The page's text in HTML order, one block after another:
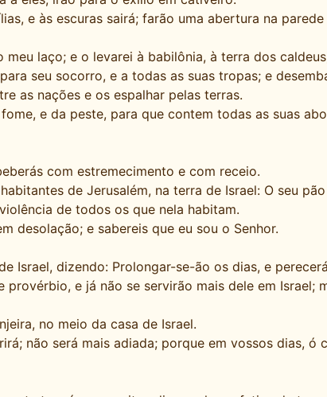
e às escuras sairá; farão uma abertura na
laço; e o levarei à babilônia, à terra dos
seu socorro, e a todas as suas tropas; e
as nações e os espalhar pelas terras.
e da peste, para que contem todas as suas
com estremecimento e com receio.
de Jerusalém, na terra de Israel: O seu
de todos os que nela habitam.
desolação; e sabereis que eu sou o Senhor.
Israel, dizendo: Prolongar-se-ão os dias, e
e já não se servirão mais dele em
no meio da casa de Israel.
não será mais adiada; porque em vossos dias,